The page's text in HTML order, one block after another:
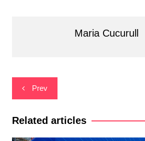
Maria Cucurull
Navegació
d'entrades
Prev
Related articles